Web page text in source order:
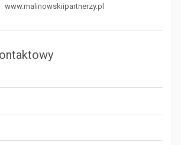
www.malinowskiipartnerzy.pl